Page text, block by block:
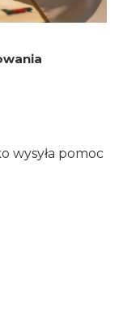
wysyła pomoc